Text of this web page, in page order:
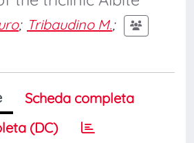
; Tribaudino M.;
Scheda completa
(DC)